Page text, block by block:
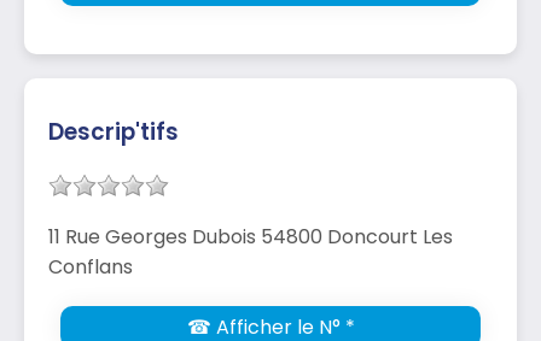
Descrip'tifs
11 Rue Georges Dubois 54800 Doncourt Les
Conflans
☎ Afficher le N° *